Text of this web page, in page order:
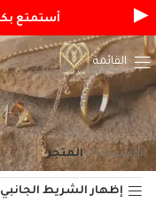
القائمة
الرئيسية المتجر
إظهار الشريط الجانبي
أستمتع ▶